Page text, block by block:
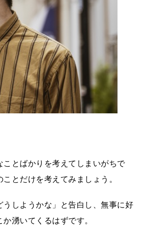
とばかりを考えてしまいがちで
とだけを考えてみましょう。
うしようかな」と告白し、無事に好
湧いてくるはずです。